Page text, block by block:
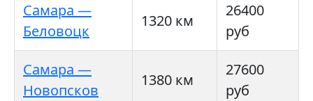
Самара —
Беловоцк
1320 км
26400
руб
Самара —
Новопсков
1380 км
27600
руб